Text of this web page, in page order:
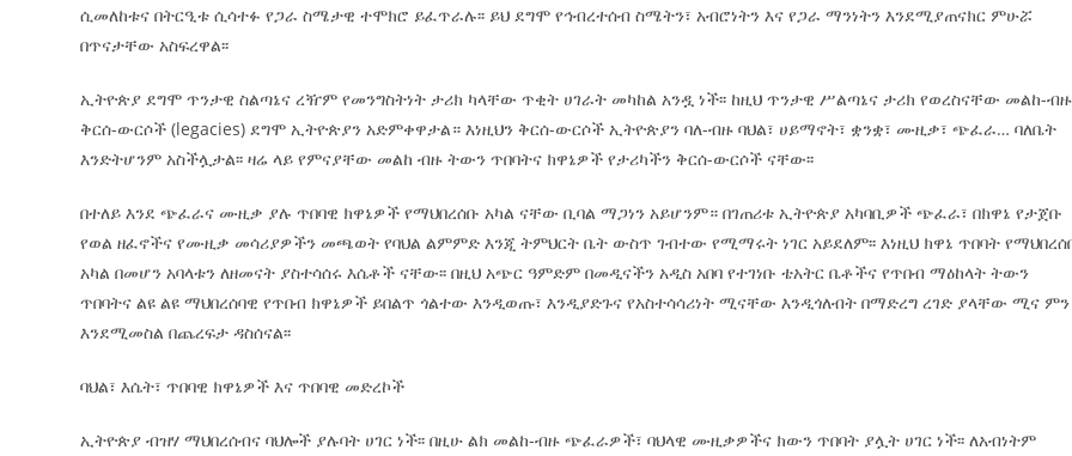
ሲመለከቱና በትርዒቱ ሲሳተፉ የጋራ ስሜታዊ ተሞክሮ ይፈጥራሉ፡፡ ይህ ደግሞ የኅብረተሰብ ስሜትን፣ አብሮነትን እና የጋራ ማንነትን እንደሚያጠናክር ምሁሯ
በጥናታቸው አስፍረዋል፡፡
ኢትዮጵያ ደግሞ ጥንታዊ ስልጣኔና ረዥም የመንግስትነት ታሪክ ካላቸው ጥቂት ሀገራት መካከል አንዷ ነች፡፡ ከዚህ ጥንታዊ ሥልጣኔና ታሪክ የወረስናቸው መልከ-ብዙ
ቅርሰ-ውርሶች (legacies) ደግሞ ኢትዮጵያን አድምቀዋታል። እነዚህን ቅርሰ-ውርሶች ኢትዮጵያን ባለ-ብዙ ባህል፣ ሀይማኖት፣ ቋንቋ፣ ሙዚቃ፣ ጭፈራ… ባለቤት
እንድትሆንም አስችሏታል፡፡ ዛሬ ላይ የምናያቸው መልከ ብዙ ትውን ጥበባትና ክዋኔዎች የታሪካችን ቅርሰ-ውርሶች ናቸው፡፡
በተለይ እንደ ጭፈራና ሙዚቃ ያሉ ጥበባዊ ክዋኔዎች የማህበረሰቡ አካል ናቸው ቢባል ማጋነን አይሆንም። በገጠሪቱ ኢትዮጵያ አካባቢዎች ጭፈራ፣ በክዋኔ የታጀቡ
የወል ዘፈኖችና የሙዚቃ መሳሪያዎችን መጫወት የባህል ልምምድ እንጂ ትምህርት ቤት ውስጥ ገብተው የሚማሩት ነገር አይደለም፡፡ እነዚህ ክዋኔ ጥበባት
አካል በመሆን አባላቱን ለዘመናት ያስተሳሰሩ እሴቶች ናቸው፡፡ በዚህ አጭር ዓምድም በመዲናችን አዲስ አበባ የተገነቡ ቴአትር ቤቶችና የጥበብ ማዕከላት ትውን
ጥበባትና ልዩ ልዩ ማህበረሰባዊ የጥበብ ክዋኔዎች ይበልጥ ጎልተው እንዲወጡ፣ እንዲያድጉና የአስተሳሳሪነት ሚናቸው እንዲጎለብት በማድረግ ረገድ ያላቸው ሚና ምን
እንደሚመስል በጨረፍታ ዳስሰናል፡፡
ባህል፣ እሴት፣ ጥበባዊ ክዋኔዎች እና ጥበባዊ መድረኮች
ኢትዮጵያ ብዝሃ ማህበረሰብና ባህሎች ያሉባት ሀገር ነች፡፡ በዚሁ ልክ መልከ-ብዙ ጭፈራዎች፣ ባህላዊ ሙዚቃዎችና ክውን ጥበባት ያሏት ሀገር ነች፡፡ ለአብነትም